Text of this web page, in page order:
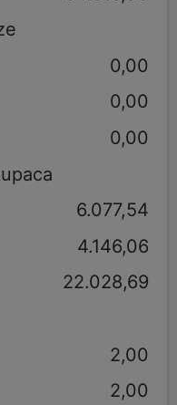
0,00
0,00
0,00
6.077,54
4.146,06
22.028,69
2,00
2,00